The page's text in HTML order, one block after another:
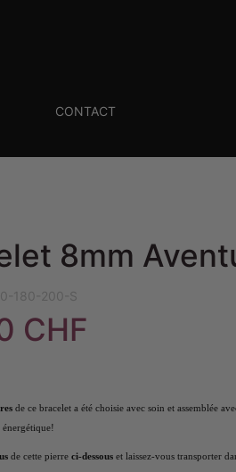
CONTACT
8mm
180-200-S
CHF
de ce bracelet a été choisie avec soin et assemblée
de cette pierre ci-dessous et laissez-vous transporter